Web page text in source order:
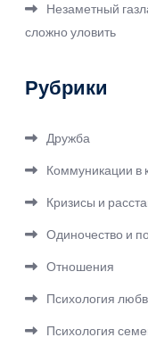
Незаметный
сложно уловить
Рубрики
Дружба
Коммуникации в
Кризисы и
Одиночество и
Отношения
Психология
Психология